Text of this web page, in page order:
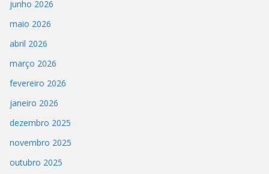
junho 2026
maio 2026
abril 2026
março 2026
fevereiro 2026
janeiro 2026
dezembro 2025
novembro 2025
outubro 2025